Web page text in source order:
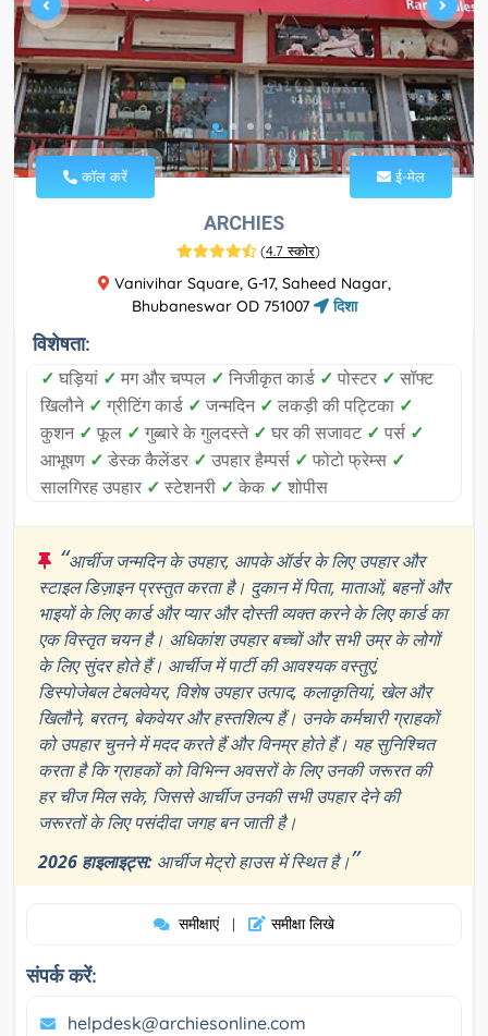
कॉल करें ई-मेल
ARCHIES
(4.7 स्कोर)
Vanivihar Square, G-17, Saheed Nagar,
Bhubaneswar OD 751007
दिशा
विशेषता:
✓ घड़ियां ✓ मग और चप्पल ✓ निजीकृत कार्ड ✓ पोस्टर ✓ सॉफ्ट
खिलौने ✓ ग्रीटिंग कार्ड ✓ जन्मदिन ✓ लकड़ी की पट्टिका ✓
कुशन ✓ फूल ✓ गुब्बारे के गुलदस्ते ✓ घर की सजावट ✓ पर्स ✓
आभूषण ✓ डेस्क कैलेंडर ✓ उपहार हैम्पर्स ✓ फोटो फ्रेम्स ✓
सालगिरह उपहार ✓ स्टेशनरी ✓ केक ✓ शोपीस
“आर्चीज जन्मदिन के उपहार, आपके ऑर्डर के लिए उपहार और
स्टाइल डिज़ाइन प्रस्तुत करता है। दुकान में पिता, माताओं, बहनों और
भाइयों के लिए कार्ड और प्यार और दोस्ती व्यक्त करने के लिए कार्ड का
एक विस्तृत चयन है। अधिकांश उपहार बच्चों और सभी उम्र के लोगों
के लिए सुंदर होते हैं। आर्चीज में पार्टी की आवश्यक वस्तुएं,
डिस्पोजेबल टेबलवेयर, विशेष उपहार उत्पाद, कलाकृतियां, खेल और
खिलौने, बरतन, बेकवेयर और हस्तशिल्प हैं। उनके कर्मचारी ग्राहकों
को उपहार चुनने में मदद करते हैं और विनम्र होते हैं। यह सुनिश्चित
करता है कि ग्राहकों को विभिन्न अवसरों के लिए उनकी जरूरत की
हर चीज मिल सके, जिससे आर्चीज उनकी सभी उपहार देने की
जरूरतों के लिए पसंदीदा जगह बन जाती है।
2026 हाइलाइट्स: आर्चीज मेट्रो हाउस में स्थित है।”
समीक्षाएं | समीक्षा लिखे
संपर्क करें:
helpdesk@archiesonline.com